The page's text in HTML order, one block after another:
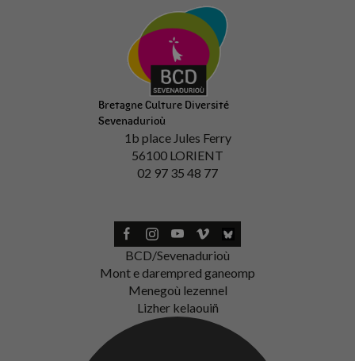
Bretagne Culture Diversité
Sevenadurioù
1b place Jules Ferry
56100 LORIENT
02 97 35 48 77
BCD/Sevenadurioù
Mont e darempred ganeomp
Menegoù lezennel
Lizher kelaouiñ